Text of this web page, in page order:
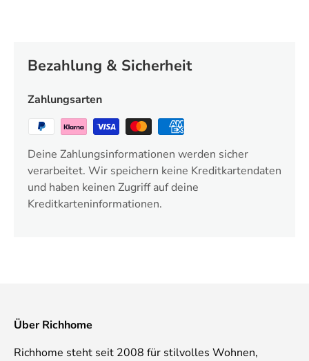
Bezahlung & Sicherheit
Zahlungsarten
Deine Zahlungsinformationen werden sicher
verarbeitet. Wir speichern keine Kreditkartendaten
und haben keinen Zugriff auf deine
Kreditkarteninformationen.
Über Richhome
Richhome steht seit 2008 für stilvolles Wohnen,